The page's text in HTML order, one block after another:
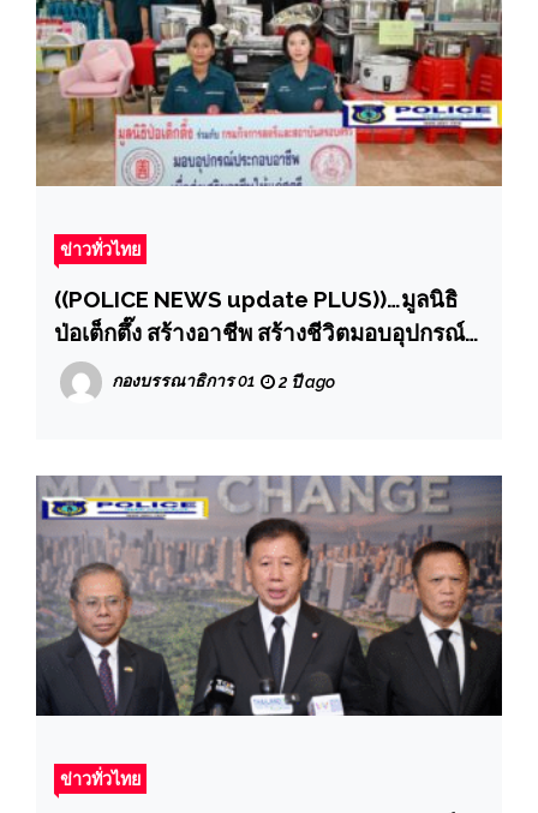
ข่าวทั่วไทย
((POLICE NEWS update PLUS))…มูลนิธิ
ป่อเต็กตึ๊ง สร้างอาชีพ สร้างชีวิตมอบอุปกรณ์
ประกอบอาชีพให้กับสตรีที่ด้อยโอกาสใน
โครงการส่งเสริมอาชีพเพื่อสตรี ณ ศูนย์เรียนรู้
กองบรรณาธิการ 01 2 ปี ago
ข่าวทั่วไทย